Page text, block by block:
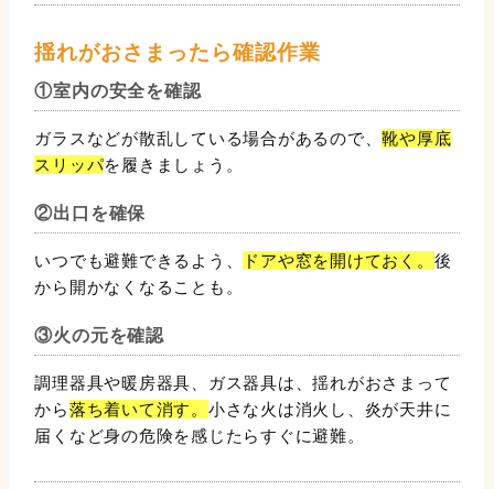
揺れがおさまったら確認作業
①室内の安全を確認
ガラスなどが散乱している場合があるので、靴や厚底
スリッパを履きましょう。
②出口を確保
いつでも避難できるよう、 ドアや窓を開けておく。 後
から開かなくなることも。
③火の元を確認
調理器具や暖房器具、ガス器具は、揺れがおさまって
から落ち着いて消す。 小さな火は消火し、炎が天井に
届くなど身の危険を感じたらすぐに避難。